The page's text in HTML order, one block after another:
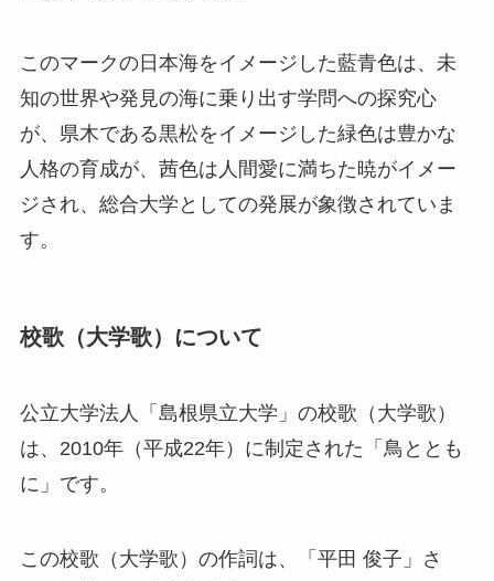
このマークの日本海をイメージした藍青色は、未
知の世界や発見の海に乗り出す学問への探究心
が、県木である黒松をイメージした緑色は豊かな
人格の育成が、茜色は人間愛に満ちた暁がイメー
ジされ、総合大学としての発展が象徴されていま
す。
校歌（大学歌）について
公立大学法人「島根県立大学」の校歌（大学歌）
は、2010年（平成22年）に制定された「鳥ととも
に」です。
この校歌（大学歌）の作詞は、「平田 俊子」さ